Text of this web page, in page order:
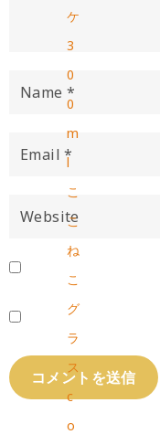
ケ
3
0
0
m
l
こ
こ
ね
こ
グ
ラ
ス
c
o